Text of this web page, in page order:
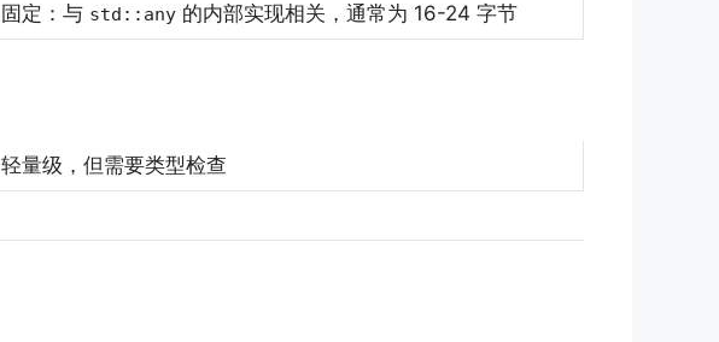
固定：与 std::any 的内部实现相关，通常为 16-24 字节
轻量级，但需要类型检查